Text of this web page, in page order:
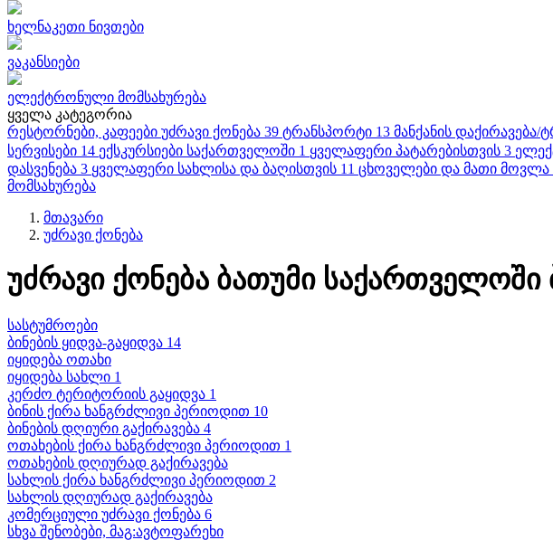
ხელნაკეთი ნივთები
ვაკანსიები
ელექტრონული მომსახურება
ყველა კატეგორია
რესტორნები, კაფეები უძრავი ქონება 39 ტრანსპორტი 13 მანქანის დაქირავება/
სერვისები 14 ექსკურსიები საქართველოში 1 ყველაფერი პატარებისთვის 3
დასვენება 3 ყველაფერი სახლისა და ბაღისთვის 11 ცხოველები და მათი მოვლა
მომსახურება
მთავარი
უძრავი ქონება
უძრავი ქონება ბათუმი საქართველოში
სასტუმროები
ბინების ყიდვა-გაყიდვა 14
იყიდება ოთახი
იყიდება სახლი 1
კერძო ტერიტორიის გაყიდვა 1
ბინის ქირა ხანგრძლივი პერიოდით 10
ბინების დღიური გაქირავება 4
ოთახების ქირა ხანგრძლივი პერიოდით 1
ოთახების დღიურად გაქირავება
სახლის ქირა ხანგრძლივი პერიოდით 2
სახლის დღიურად გაქირავება
კომერციული უძრავი ქონება 6
სხვა შენობები, მაგ:ავტოფარეხი